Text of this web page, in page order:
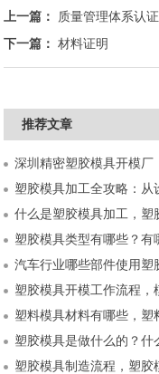
上一篇：
质量管理体系认证
下一篇： 材料证明
推荐文章
什么是塑胶模具加工，塑
塑胶模具类型有哪些？有
汽车行业哪些部件使用塑
塑胶模具开模工作流程，
塑料模具材料有哪些，塑
塑胶模具是做什么的？什
塑胶模具制造流程，塑胶